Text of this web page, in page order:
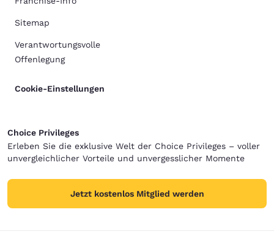
Sitemap
Verantwortungsvolle
Offenlegung
Cookie-Einstellungen
Choice Privileges
Erleben Sie die exklusive Welt der Choice Privileges – voller
unvergleichlicher Vorteile und unvergesslicher Momente
Jetzt kostenlos Mitglied werden